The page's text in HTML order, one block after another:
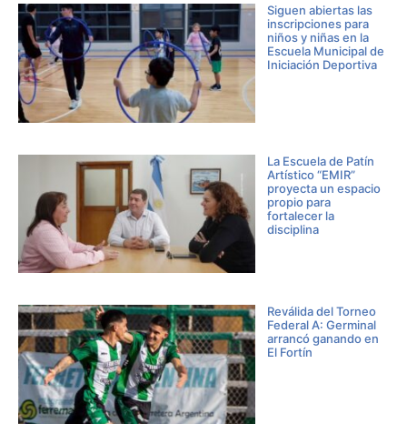
Siguen abiertas las
inscripciones para
niños y niñas en la
Escuela Municipal de
Iniciación Deportiva
La Escuela de Patín
Artístico “EMIR”
proyecta un espacio
propio para
fortalecer la
disciplina
Reválida del Torneo
Federal A: Germinal
arrancó ganando en
El Fortín